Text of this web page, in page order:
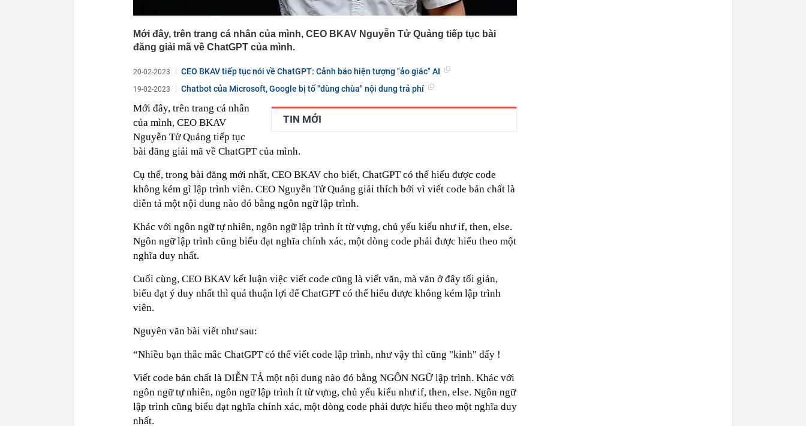
Mới đây, trên trang cá nhân của mình, CEO BKAV Nguyễn Tử Quảng tiếp tục bài
đăng giải mã về ChatGPT của mình.
20-02-2023 CEO BKAV tiếp tục nói về ChatGPT: Cảnh báo hiện tượng "ảo giác" AI
19-02-2023 Chatbot của Microsoft, Google bị tố "dùng chùa" nội dung trả phí
TIN MỚI
Mới đây, trên trang cá nhân
của mình, CEO BKAV
Nguyễn Tử Quảng tiếp tục
bài đăng giải mã về ChatGPT của mình.
Cụ thể, trong bài đăng mới nhất, CEO BKAV cho biết, ChatGPT có thể hiểu được code
không kém gì lập trình viên. CEO Nguyễn Tử Quảng giải thích bởi vì viết code bản chất là
diễn tả một nội dung nào đó bằng ngôn ngữ lập trình.
Khác với ngôn ngữ tự nhiên, ngôn ngữ lập trình ít từ vựng, chủ yếu kiểu như if, then, else.
Ngôn ngữ lập trình cũng biểu đạt nghĩa chính xác, một dòng code phải được hiểu theo một
nghĩa duy nhất.
Cuối cùng, CEO BKAV kết luận việc viết code cũng là viết văn, mà văn ở đây tối giản,
biểu đạt ý duy nhất thì quá thuận lợi để ChatGPT có thể hiểu được không kém lập trình
viên.
Nguyên văn bài viết như sau:
“Nhiều bạn thắc mắc ChatGPT có thể viết code lập trình, như vậy thì cũng "kinh" đấy !
Viết code bản chất là DIỄN TẢ một nội dung nào đó bằng NGÔN NGỮ lập trình. Khác với
ngôn ngữ tự nhiên, ngôn ngữ lập trình ít từ vựng, chủ yếu kiểu như if, then, else. Ngôn ngữ
lập trình cũng biểu đạt nghĩa chính xác, một dòng code phải được hiểu theo một nghĩa duy
nhất.